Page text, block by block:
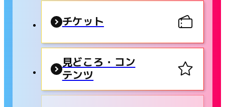
チケット
見どころ・コン
テンツ